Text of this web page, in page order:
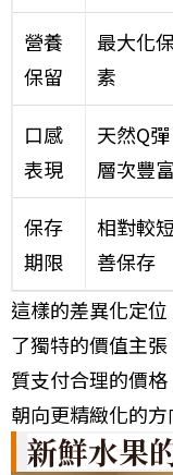
營養
保留
最大化
素
口感
表現
天然Q
層次豐富
保存
期限
相對較
善保存
這樣的差異化定
了獨特的價值主
質支付合理的價
朝向更精緻化的方
新鮮水果